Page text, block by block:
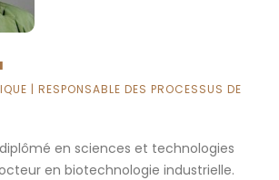
| RESPONSABLE DES PROCESSUS DE
diplômé en sciences et technologies
en biotechnologie industrielle.